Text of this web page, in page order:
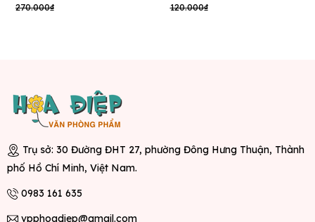
270.000₫ 120.000₫
Trụ sở: 30 Đường ĐHT 27, phường Đông Hưng Thuận, Thành
phố Hồ Chí Minh, Việt Nam.
0983 161 635
vpphoadiep@gmail.com